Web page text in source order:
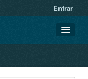
Entrar